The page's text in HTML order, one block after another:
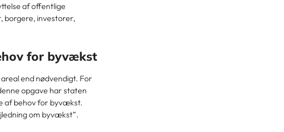
af offentlige
borgere, investorer,
for byvækst
end nødvendigt. For
opgave har staten
af behov for byvækst.
om byvækst”.